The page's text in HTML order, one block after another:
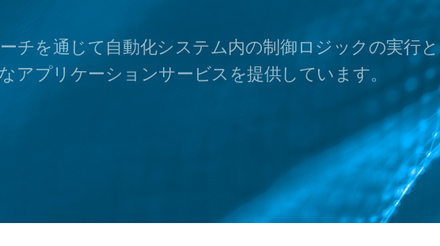
チを通じて自動化システム内の制御ロジックの実行と
アプリケーションサービスを提供しています。